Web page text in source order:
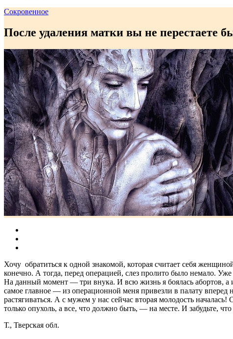
Сокровенное
После удаления матки вы не перестаете
Хочу обратиться к одной знакомой, которая считает себя
конечно. А тогда, перед операцией, слез пролито было немало.
На данный момент — три внука. И всю жизнь я боялась абортов, а
самое главное — из операционной меня привезли в палату
растягиваться. А с мужем у нас сейчас вторая молодость
только опухоль, а все, что должно быть, — на месте. И забудьте,
Т., Тверская обл.